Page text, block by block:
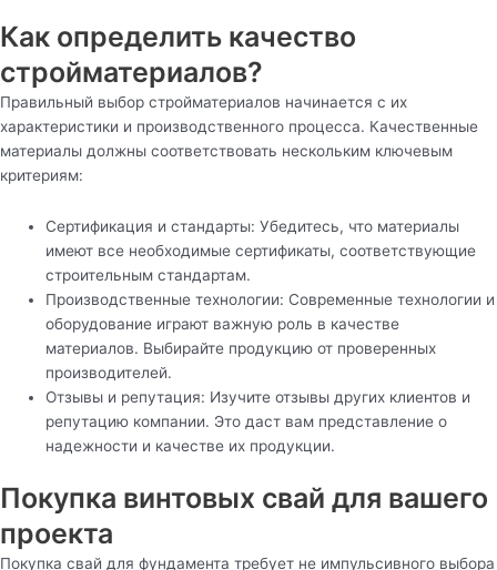
Как определить качество
стройматериалов?
Правильный выбор стройматериалов начинается с их
характеристики и производственного процесса. Качественные
материалы должны соответствовать нескольким ключевым
критериям:
Сертификация и стандарты: Убедитесь, что материалы
имеют все необходимые сертификаты, соответствующие
строительным стандартам.
Производственные технологии: Современные технологии и
оборудование играют важную роль в качестве
материалов. Выбирайте продукцию от проверенных
производителей.
Отзывы и репутация: Изучите отзывы других клиентов и
репутацию компании. Это даст вам представление о
надежности и качестве их продукции.
Покупка винтовых свай для вашего
проекта
Покупка свай для фундамента требует не импульсивного выбора